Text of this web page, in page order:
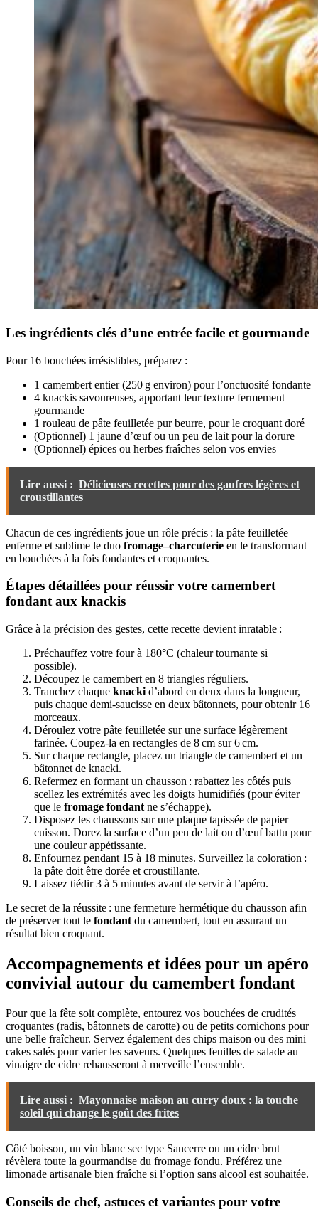
Les ingrédients clés d’une entrée facile et gourmande
Pour 16 bouchées irrésistibles, préparez :
1 camembert entier (250 g environ) pour l’onctuosité fondante
4 knackis savoureuses, apportant leur texture fermement
gourmande
1 rouleau de pâte feuilletée pur beurre, pour le croquant doré
(Optionnel) 1 jaune d’œuf ou un peu de lait pour la dorure
(Optionnel) épices ou herbes fraîches selon vos envies
Lire aussi : Délicieuses recettes pour des gaufres légères et
croustillantes
Chacun de ces ingrédients joue un rôle précis : la pâte feuilletée
enferme et sublime le duo fromage–charcuterie en le transformant
en bouchées à la fois fondantes et croquantes.
Étapes détaillées pour réussir votre camembert
fondant aux knackis
Grâce à la précision des gestes, cette recette devient inratable :
Préchauffez votre four à 180°C (chaleur tournante si
possible).
Découpez le camembert en 8 triangles réguliers.
Tranchez chaque knacki d’abord en deux dans la longueur,
puis chaque demi-saucisse en deux bâtonnets, pour obtenir 16
morceaux.
Déroulez votre pâte feuilletée sur une surface légèrement
farinée. Coupez-la en rectangles de 8 cm sur 6 cm.
Sur chaque rectangle, placez un triangle de camembert et un
bâtonnet de knacki.
Refermez en formant un chausson : rabattez les côtés puis
scellez les extrémités avec les doigts humidifiés (pour éviter
que le fromage fondant ne s’échappe).
Disposez les chaussons sur une plaque tapissée de papier
cuisson. Dorez la surface d’un peu de lait ou d’œuf battu pour
une couleur appétissante.
Enfournez pendant 15 à 18 minutes. Surveillez la coloration :
la pâte doit être dorée et croustillante.
Laissez tiédir 3 à 5 minutes avant de servir à l’apéro.
Le secret de la réussite : une fermeture hermétique du chausson afin
de préserver tout le fondant du camembert, tout en assurant un
résultat bien croquant.
Accompagnements et idées pour un apéro
convivial autour du camembert fondant
Pour que la fête soit complète, entourez vos bouchées de crudités
croquantes (radis, bâtonnets de carotte) ou de petits cornichons pour
une belle fraîcheur. Servez également des chips maison ou des mini
cakes salés pour varier les saveurs. Quelques feuilles de salade au
vinaigre de cidre rehausseront à merveille l’ensemble.
Lire aussi : Mayonnaise maison au curry doux : la touche
soleil qui change le goût des frites
Côté boisson, un vin blanc sec type Sancerre ou un cidre brut
révèlera toute la gourmandise du fromage fondu. Préférez une
limonade artisanale bien fraîche si l’option sans alcool est souhaitée.
Conseils de chef, astuces et variantes pour votre